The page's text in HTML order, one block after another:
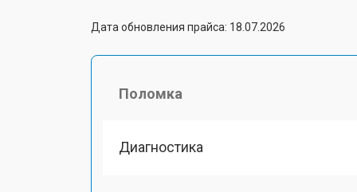
Дата обновления прайса: 18.07.2026
Поломка
Диагностика